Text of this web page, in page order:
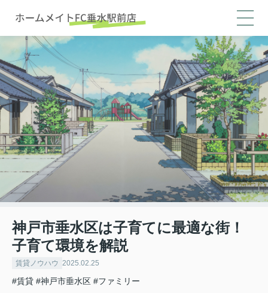
神戸市垂水区は子育てに最適な街！
子育て環境を解説
賃貸ノウハウ 2025.02.25
#賃貸 #神戸市垂水区 #ファミリー